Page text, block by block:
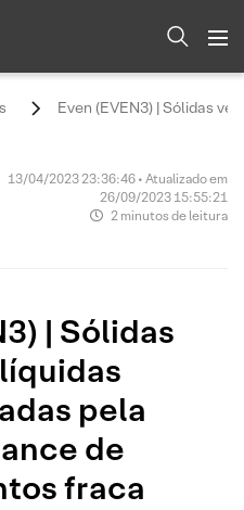
Even (EVEN3) | Sólidas
13/04/2023 23:36:46 • Atualizado em
26/09/2023 15:55:21
2 minutos de leitura
| Sólidas
pela
de
fraca